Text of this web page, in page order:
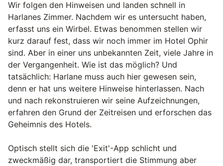
Wir folgen den Hinweisen und landen schnell in
Harlanes Zimmer. Nachdem wir es untersucht haben,
erfasst uns ein Wirbel. Etwas benommen stellen wir
kurz darauf fest, dass wir noch immer im Hotel Ophir
sind. Aber in einer uns unbekannten Zeit, viele Jahre in
der Vergangenheit. Wie ist das möglich? Und
tatsächlich: Harlane muss auch hier gewesen sein,
denn er hat uns weitere Hinweise hinterlassen. Nach
und nach rekonstruieren wir seine Aufzeichnungen,
erfahren den Grund der Zeitreisen und erforschen das
Geheimnis des Hotels.
Optisch stellt sich die 'Exit'-App schlicht und
zweckmäßig dar, transportiert die Stimmung aber